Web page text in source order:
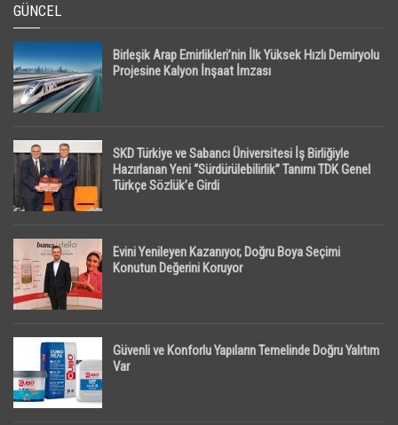
GÜNCEL
Birleşik Arap Emirlikleri’nin İlk Yüksek Hızlı Demiryolu
Projesine Kalyon İnşaat İmzası
SKD Türkiye ve Sabancı Üniversitesi İş Birliğiyle
Hazırlanan Yeni “Sürdürülebilirlik” Tanımı TDK Genel
Türkçe Sözlük’e Girdi
Evini Yenileyen Kazanıyor, Doğru Boya Seçimi
Konutun Değerini Koruyor
Güvenli ve Konforlu Yapıların Temelinde Doğru Yalıtım
Var